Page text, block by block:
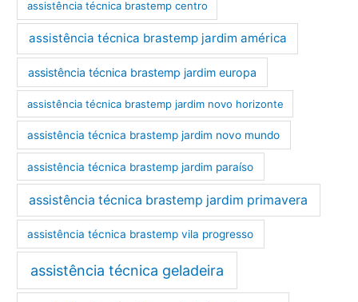
assistência técnica brastemp centro
assistência técnica brastemp jardim américa
assistência técnica brastemp jardim europa
assistência técnica brastemp jardim novo horizonte
assistência técnica brastemp jardim novo mundo
assistência técnica brastemp jardim paraíso
assistência técnica brastemp jardim primavera
assistência técnica brastemp vila progresso
assistência técnica geladeira